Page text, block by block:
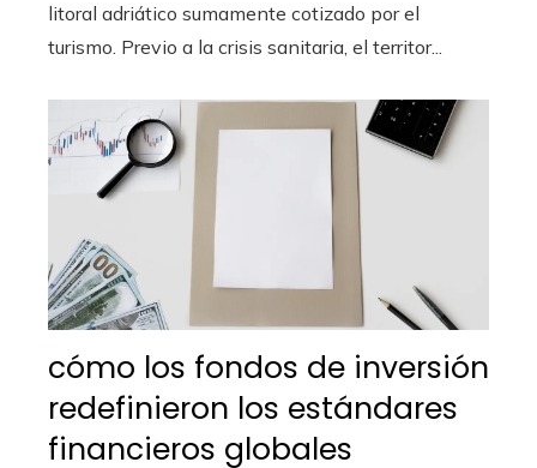
litoral adriático sumamente cotizado por el
turismo. Previo a la crisis sanitaria, el territor...
cómo los fondos de inversión
redefinieron los estándares
financieros globales